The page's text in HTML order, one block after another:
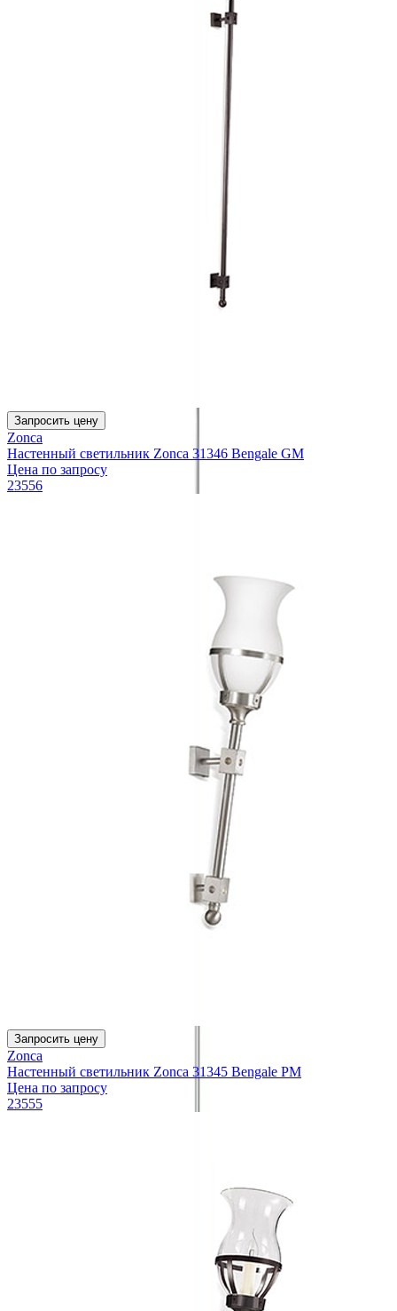
Запросить цену
Zonca
Настенный светильник Zonca 31346 Bengale GM
Цена по запросу
23556
Запросить цену
Zonca
Настенный светильник Zonca 31345 Bengale PM
Цена по запросу
23555